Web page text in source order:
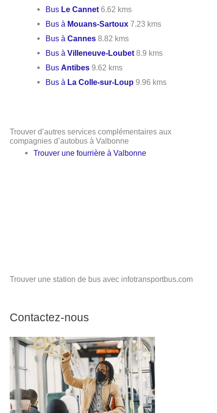
Bus Le Cannet 6.62 kms
Bus à Mouans-Sartoux 7.23 kms
Bus àCannes 8.82 kms
Bus àVilleneuve-Loubet 8.9 kms
BusAntibes 9.62 kms
Bus à La Colle-sur-Loup 9.96 kms
Trouver d’autres services complémentaires aux
compagnies d’autobus à Valbonne
Trouver une fourrière à Valbonne
Trouver une station de bus avec infotransportbus.com
Contactez-nous